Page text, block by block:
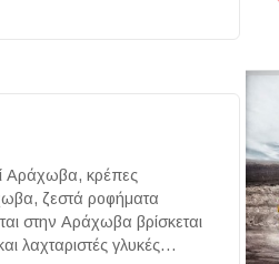
Αράχωβα, κρέπες
ζεστά ροφήματα
στην Αράχωβα βρίσκεται
λαχταριστές γλυκές…